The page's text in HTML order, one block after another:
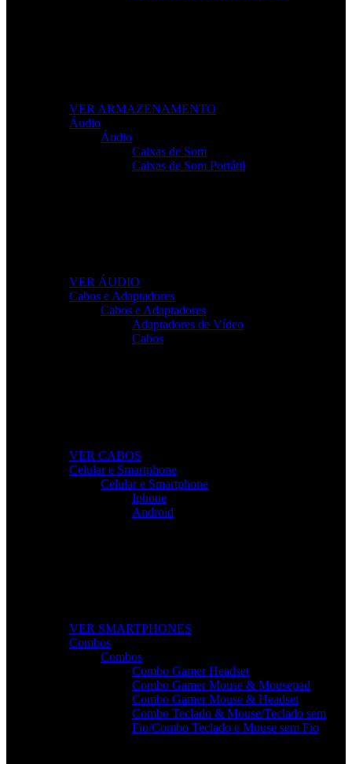
VER ARMAZENAMENTO
Áudio
Áudio
Caixas de Som
Caixas de Som Portátil
VER ÁUDIO
Cabos e Adaptadores
Cabos e Adaptadores
Adaptadores de Vídeo
Cabos
VER CABOS
Celular e Smartphone
Celular e Smartphone
Iphone
Android
VER SMARTPHONES
Combos
Combos
Combo Gamer Headset
Combo Gamer Mouse & Mousepad
Combo Gamer Mouse & Headset
Combo Teclado & Mouse/Teclado sem
Fio/Combo Teclado e Mouse sem Fio